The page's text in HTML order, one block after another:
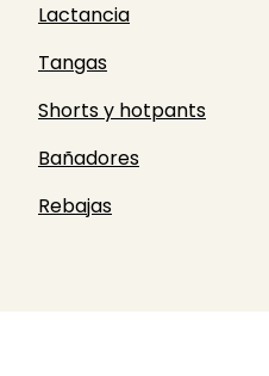
Lactancia
Tangas
Shorts y hotpants
Bañadores
Rebajas